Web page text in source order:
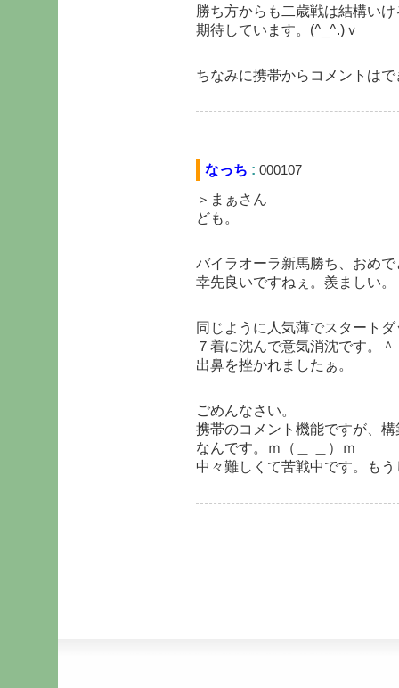
勝ち方からも二歳戦は結構い
期待しています。(^_^.)ｖ
ちなみに携帯からコメントは
なっち : 000107
＞まぁさん
ども。
バイラオーラ新馬勝ち、おめ
幸先良いですねぇ。羨ましい。
同じように人気薄でスタート
７着に沈んで意気消沈です。＾
出鼻を挫かれましたぁ。
ごめんなさい。
携帯のコメント機能ですが、
なんです。ｍ（＿ ＿）ｍ
中々難しくて苦戦中です。も